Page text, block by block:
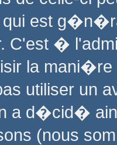
est
C'est �
la
utiliser un
a d�cid�
(nous